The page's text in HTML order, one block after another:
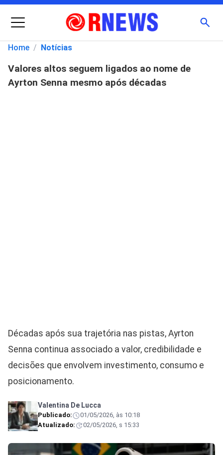
Menu
Pesquisar
por:
Home / Notícias
Valores altos seguem ligados ao nome de
Ayrton Senna mesmo após décadas
Décadas após sua trajetória nas pistas, Ayrton
Senna continua associado a valor, credibilidade e
decisões que envolvem investimento, consumo e
posicionamento.
Valentina De Lucca
Publicado:
01/05/2026, às 10:18
Atualizado:
02/05/2026, s 15:33